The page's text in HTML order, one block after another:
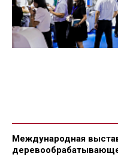
Международная